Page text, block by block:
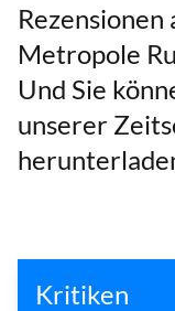
Metropole
Und Sie
unserer
Kritiken